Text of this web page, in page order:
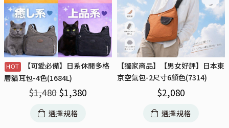
【可愛必備】日系休閒多格
層貓耳包-4色(1684L)
$1,480 $1,380
選擇規格
【獨家商品】【男女好評】日本東
京空氣包-2尺寸6顏色(7314)
$2,080
選擇規格